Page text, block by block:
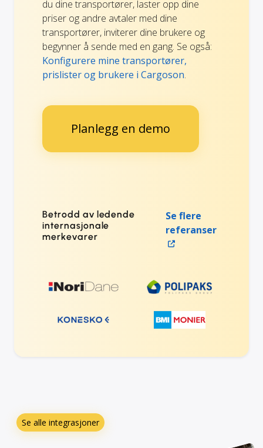
du dine transportører, laster opp dine
priser og andre avtaler med dine
transportører, inviterer dine brukere og
begynner å sende med en gang. Se også:
Konfigurere mine transportører,
prislister og brukere i Cargoson.
Planlegg en demo
Betrodd av ledende
internasjonale
merkevarer
Se flere
referanser
Se alle integrasjoner